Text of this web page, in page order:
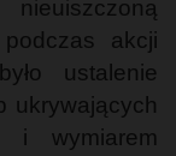
akcji
ustalenie
ukrywających
i wymiarem